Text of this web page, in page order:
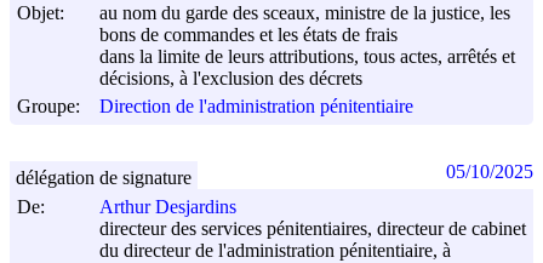
Objet:
au nom du garde des sceaux, ministre de la justice, les
bons de commandes et les états de frais
dans la limite de leurs attributions, tous actes, arrêtés et
décisions, à l'exclusion des décrets
Groupe:
Direction de l'administration pénitentiaire
De:
Arthur Desjardins
directeur des services pénitentiaires, directeur de cabinet
du directeur de l'administration pénitentiaire, à
délégation de signature 05/10/2025